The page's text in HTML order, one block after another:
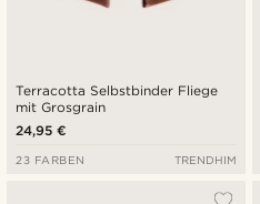
Terracotta Selbstbinder Fliege
mit Grosgrain
24,95 €
23 FARBEN TRENDHIM